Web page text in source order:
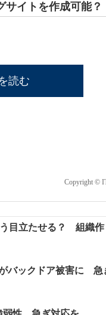
サイトを作成可能？
読む
Copyright ©
目立たせる？ 組織
バックドア被害に 急